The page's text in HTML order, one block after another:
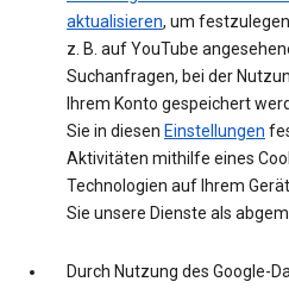
aktualisieren, um
z. B. auf YouTube
Suchanfragen, bei der
Ihrem Konto gespeichert
Sie in diesen Einstellungen
Aktivitäten mithilfe eines
Technologien auf Ihrem
Sie unsere Dienste als
Durch Nutzung des Google-